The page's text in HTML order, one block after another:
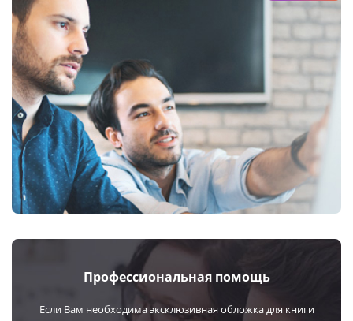
Профессиональная помощь
Если Вам необходима эксклюзивная обложка для книги